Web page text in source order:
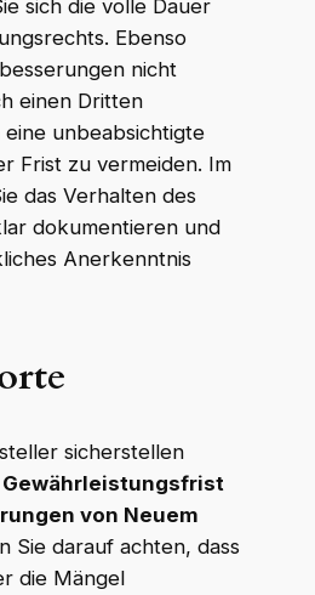
sich die volle Dauer
Ebenso
nicht
einen Dritten
eine unbeabsichtigte
Frist zu vermeiden. Im
das Verhalten des
dokumentieren und
Anerkenntnis
sicherstellen
Gewährleistungsfrist
von Neuem
Sie darauf achten, dass
die Mängel